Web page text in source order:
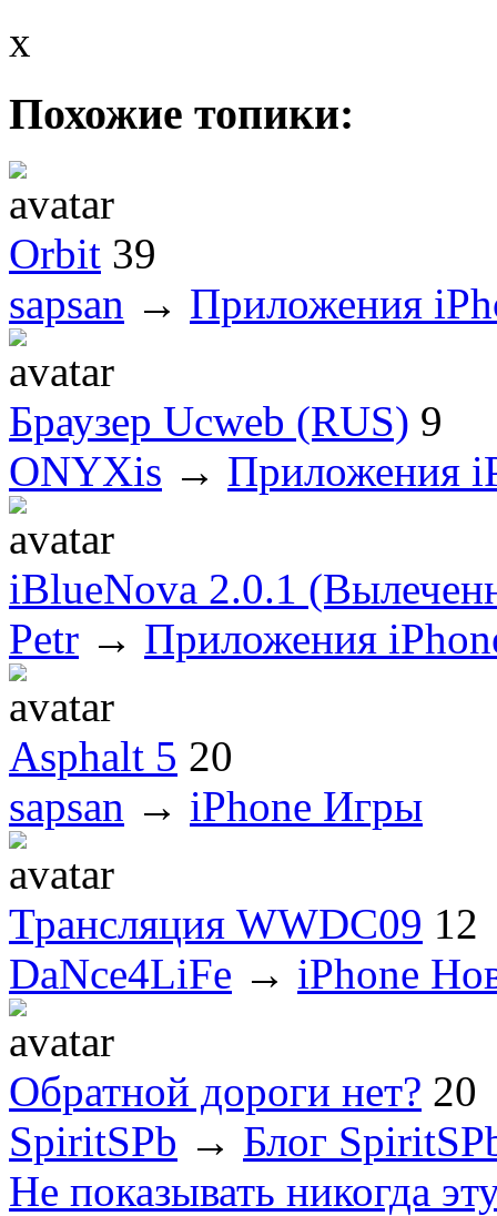
x
Похожие топики:
Orbit 39
sapsan → Приложения
Браузер Ucweb (RUS) 9
ONYXis → Приложения
iBlueNova 2.0.1
Petr → Приложения
Asphalt 5 20
sapsan → iPhone Игры
Трансляция WWDC09 12
DaNce4LiFe → iPhone
Обратной дороги нет? 20
SpiritSPb → Блог
Не показывать никогда